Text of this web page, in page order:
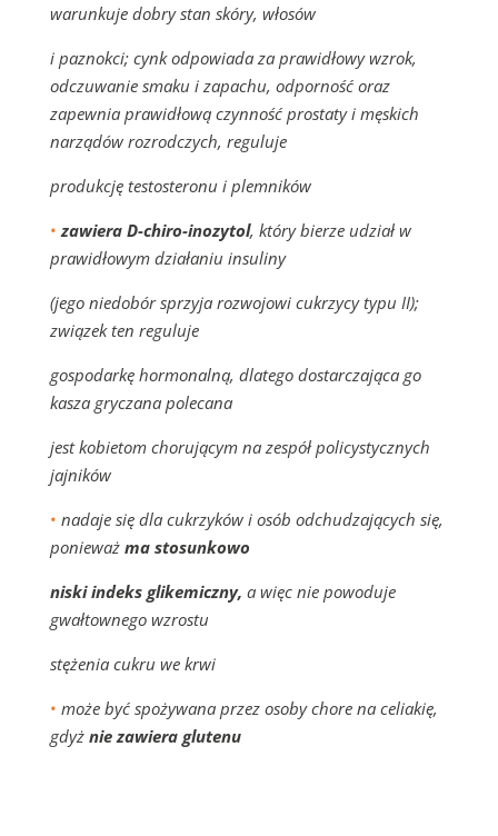
warunkuje dobry stan skóry, włosów
i paznokci; cynk odpowiada za prawidłowy wzrok,
odczuwanie smaku i zapachu, odporność oraz
zapewnia prawidłową czynność prostaty i męskich
narządów rozrodczych, reguluje
produkcję testosteronu i plemników
• zawiera D-chiro-inozytol, który bierze udział w
prawidłowym działaniu insuliny
(jego niedobór sprzyja rozwojowi cukrzycy typu II);
związek ten reguluje
gospodarkę hormonalną, dlatego dostarczająca go
kasza gryczana polecana
jest kobietom chorującym na zespół policystycznych
jajników
• nadaje się dla cukrzyków i osób odchudzających się,
ponieważ ma stosunkowo
niski indeks glikemiczny, a więc nie powoduje
gwałtownego wzrostu
stężenia cukru we krwi
• może być spożywana przez osoby chore na celiakię,
gdyż nie zawiera glutenu